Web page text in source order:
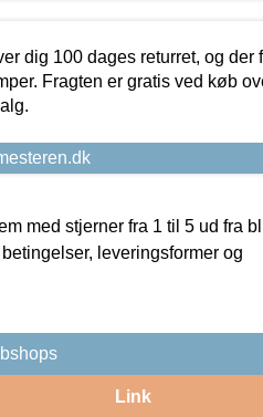
dig 100 dages returret, og der
Fragten er gratis ved køb
med stjerner fra 1 til 5 ud fra
leveringsformer og
Link